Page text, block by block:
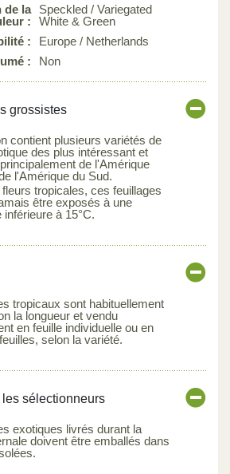
de la
:
Speckled / Variegated
White & Green
:
Europe / Netherlands
:
Non
grossistes
contient plusieurs variétés de
des plus intéressant et
de l'Amérique
l'Amérique du Sud.
tropicales, ces feuillages
être exposés à une
à 15°C.
tropicaux sont habituellement
la longueur et vendu
en feuille individuelle ou en
selon la variété.
les sélectionneurs
exotiques livrés durant la
doivent être emballés dans